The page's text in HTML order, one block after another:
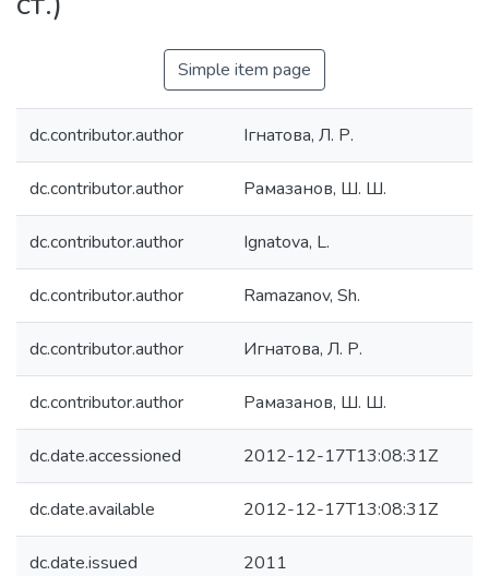
Simple item page
dc.contributor.author Ігнатова, Л. Р.
dc.contributor.author Рамазанов, Ш. Ш.
dc.contributor.author Ignatova, L.
dc.contributor.author Ramazanov, Sh.
dc.contributor.author Игнатова, Л. Р.
dc.contributor.author Рамазанов, Ш. Ш.
dc.date.accessioned 2012-12-17T13:08:31Z
dc.date.available 2012-12-17T13:08:31Z
dc.date.issued 2011